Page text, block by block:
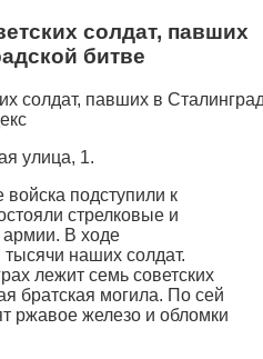
солдат, павших
битве
улица, 1.
подступили к
стрелковые и
армии. В ходе
наших солдат.
лежит семь советских
братская могила. По сей
ржавое железо и обломки